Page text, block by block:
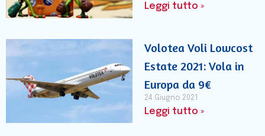
Leggi tutto »
Volotea Voli Lowcost
Estate 2021: Vola in
Europa da 9€
24 Giugno 2021
Leggi tutto »